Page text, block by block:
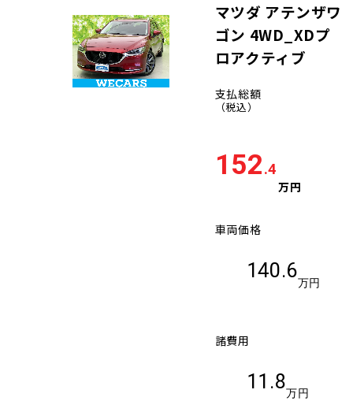
マツダ アテンザワ
ゴン 4WD_XDプ
ロアクティブ
支払総額
（税込）
152.4
万円
車両価格
140.6
万円
諸費用
11.8
万円